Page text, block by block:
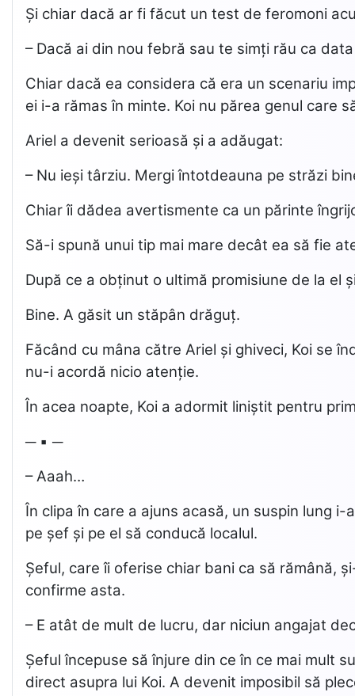
Și chiar dacă ar fi făcut un test de feromoni
– Dacă ai din nou febră sau te simți rău ca
Chiar dacă ea considera că era un scenariu
ei i-a rămas în minte. Koi nu părea genul care
Ariel a devenit serioasă și a adăugat:
– Nu ieși târziu. Mergi întotdeauna pe străzi
Chiar îi dădea avertismente ca un părinte
Să-i spună unui tip mai mare decât ea să fie
După ce a obținut o ultimă promisiune de la el
Bine. A găsit un stăpân drăguț.
Făcând cu mâna către Ariel și ghiveci, Koi se
nu-i acordă nicio atenție.
În acea noapte, Koi a adormit liniștit pentru
─ ▪ ─
– Aaah…
În clipa în care a ajuns acasă, un suspin lung
pe șef și pe el să conducă localul.
Șeful, care îi oferise chiar bani ca să rămână,
confirme asta.
– E atât de mult de lucru, dar niciun angajat
Șeful începuse să înjure din ce în ce mai mult
direct asupra lui Koi. A devenit imposibil să